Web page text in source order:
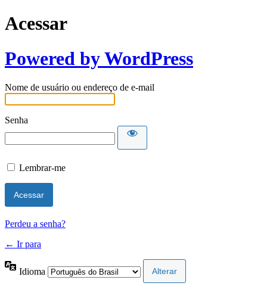
Acessar
Powered by WordPress
Nome de usuário ou endereço de e-mail
Senha
Lembrar-me
Perdeu a senha?
← Ir para
Idioma